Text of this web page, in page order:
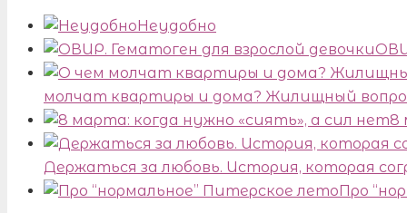
Неудобно
молчат квартиры и дома? Жилищный
8
Держаться за любовь. История, которая
Про